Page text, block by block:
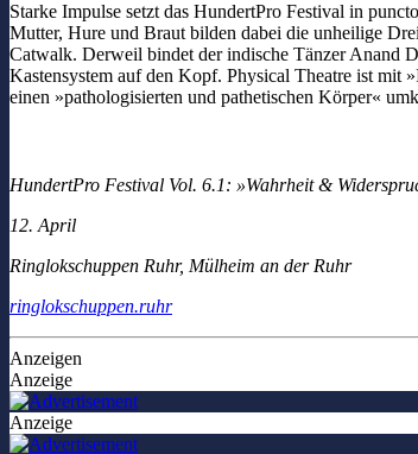
Starke Impulse setzt das HundertPro Festival in
Mutter, Hure und Braut bilden dabei die unheilige
Catwalk. Derweil bindet der indische Tänzer Anand
Kastensystem auf den Kopf. Physical Theatre ist mit
einen »pathologisierten und pathetischen Körper«
HundertPro Festival Vol. 6.1: »Wahrheit &
12. April
Ringlokschuppen Ruhr, Mülheim an der Ruhr
ringlokschuppen.ruhr
Anzeigen
Anzeige
Anzeige